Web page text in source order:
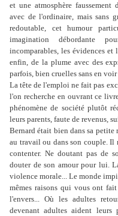
et une atmosphère
avec de l'ordinaire, mais sans
redoutable, cet humour
imagination débordante
incomparables, les évidences
enfin, de la plume avec des
parfois, bien cruelles sans en
La tête de l'emploi ne fait pas
l'on recherche en ouvrant ce
phénomène de société plutôt
leurs parents, faute de revenus,
Bernard était bien dans sa
au travail ou dans son couple. Il
contenter. Ne doutant pas de
douter de son amour pour lui.
violence morale... Le monde
mêmes raisons qui vous ont
l'envers... Où les adultes
devenant adultes aident leurs